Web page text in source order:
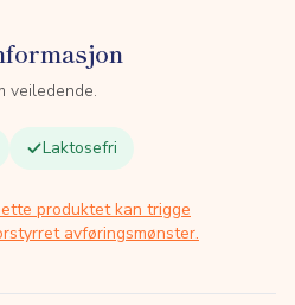
veiledende.
Laktosefri
produktet kan trigge
avføringsmønster.